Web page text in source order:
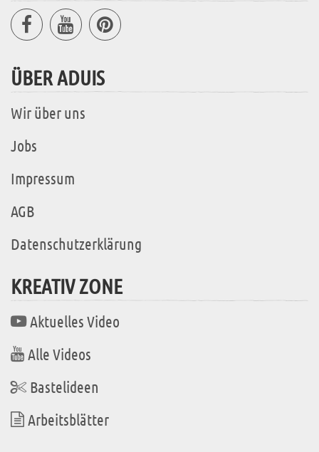
ÜBER ADUIS
Wir über uns
Jobs
Impressum
AGB
Datenschutzerklärung
KREATIV ZONE
Aktuelles Video
Alle Videos
Bastelideen
Arbeitsblätter